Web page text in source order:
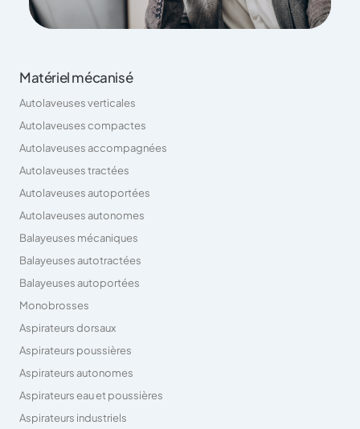
Matériel mécanisé
Autolaveuses verticales
Autolaveuses compactes
Autolaveuses accompagnées
Autolaveuses tractées
Autolaveuses autoportées
Autolaveuses autonomes
Balayeuses mécaniques
Balayeuses autotractées
Balayeuses autoportées
Monobrosses
Aspirateurs dorsaux
Aspirateurs poussières
Aspirateurs autonomes
Aspirateurs eau et poussières
Aspirateurs industriels